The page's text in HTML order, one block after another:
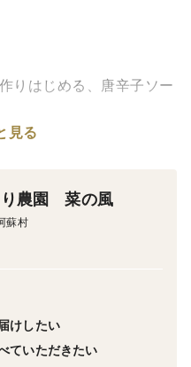
りはじめる、唐辛子ソー
の幅が広がります！
ク】（甘口）
エスニック風味。意外と
のスイートチリ風味。甘
。
見る
り農園 菜の風
蘇村
けしたい
ていただきたい